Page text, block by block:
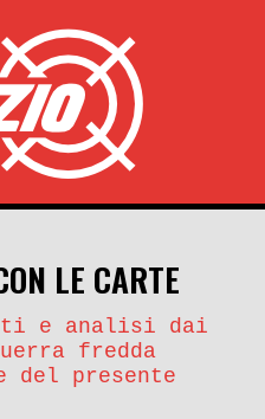
search account_circle
LE CARTE
e analisi dai
fredda
del presente